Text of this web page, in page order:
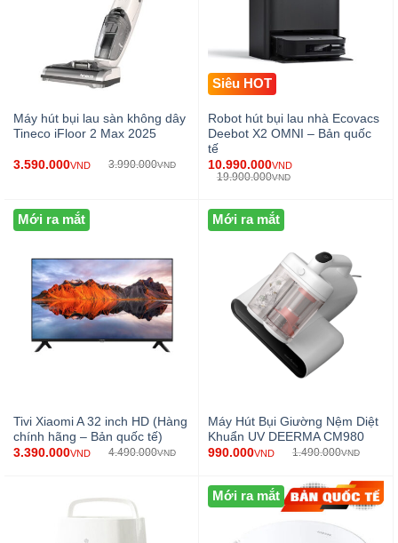
Máy hút bụi lau sàn không dây
Tineco iFloor 2 Max 2025
3.590.000VND 3.990.000VND
Siêu HOT
Robot hút bụi lau nhà Ecovacs
Deebot X2 OMNI – Bản quốc
tế
10.990.000VND
19.900.000VND
Mới ra mắt
Tivi Xiaomi A 32 inch HD (Hàng
chính hãng – Bản quốc tế)
3.390.000VND 4.490.000VND
Mới ra mắt
Máy Hút Bụi Giường Nệm Diệt
Khuẩn UV DEERMA CM980
990.000VND 1.490.000VND
Mới ra mắt